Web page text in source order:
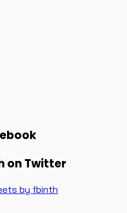
on Twitter
by fbinth